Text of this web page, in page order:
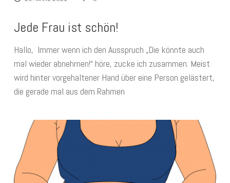
Jede Frau ist schön!
Hallo, Immer wenn ich den Ausspruch „Die könnte auch
mal wieder abnehmen!“ höre, zucke ich zusammen. Meist
wird hinter vorgehaltener Hand über eine Person gelästert,
die gerade mal aus dem Rahmen